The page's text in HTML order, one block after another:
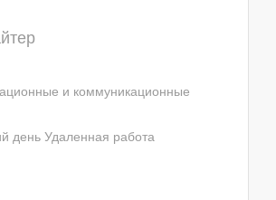
и коммуникационные
день Удаленная работа